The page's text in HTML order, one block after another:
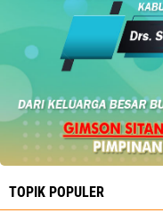
TOPIK POPULER